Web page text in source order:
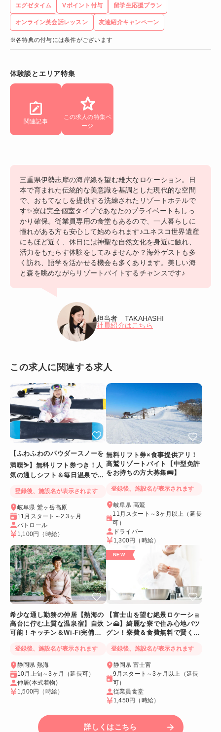
エグゼタイム Vポイント付与 留学生応援プラン
オンライン英会話レッスン 友達紹介キャンペーン
※各特典の付与には条件がございます
体験談とエリア特集
関連記事
この求人の特集ペ
ージ
三重県伊勢志摩の海岸線を望む雄大なロケーション。日
本で育まれた伝統的な美意識を基調とした現代的な空間
で、おもてなしを提供する洗練されたリゾートホテルで
す✨寮は完全個室タイプであなたのプライベートもしっ
かり確保。従業員専用の食堂もあるので、一人暮らしに
憧れがある方も安心して始められます♪ユネスコ世界遺産
にもほど近く、休日には神聖な自然文化を身近に触れ、
活力をもたらす体験をしてみませんか？海外ゲストも多
く訪れ、語学を活かせる機会も多くあります。美しい海
と森を眺めながらリゾートバイトするチャンスです♪
担当者 TAKAHASHI
社員紹介はこちら
この求人に関連する求人
【ふわふわのパウダースノーを
満喫⛷️】無料リフト券つき！人
気の通しシフト＆毎日温泉でリ
登録後、施設名が表示されます
岐阜県 鷲ヶ岳高原
11月スタート～2.3ヶ月
パトロール
1,100円 （時給）
無料リフト券×食事提供アリ！
高鷲リゾートバイト【中型免許
をお持ちの方大募集🚌】
登録後、施設名が表示されます
岐阜県 高鷲
11月スタート～3ヶ月以上（延長
可）
ドライバー
1,300円 （時給）
希少な通し勤務の仲居【熱海の
高台に佇む上質な温泉宿】自炊
可能！キッチン＆Wi-Fi完備！
登録後、施設名が表示されます
静岡県 熱海
10月上旬～3ヶ月（延長可）
仲居(本式着物)
1,500円
（時給）
【富士山を望む絶景ロケーショ
ン🗻】綺麗な寮で住み心地バツ
グン！寮費＆食費無料で賢く稼
登録後、施設名が表示されます
静岡県 富士宮
9月スタート～3ヶ月以上（延長
可）
従業員食堂
1,450円
（時給）
詳しくはこちら